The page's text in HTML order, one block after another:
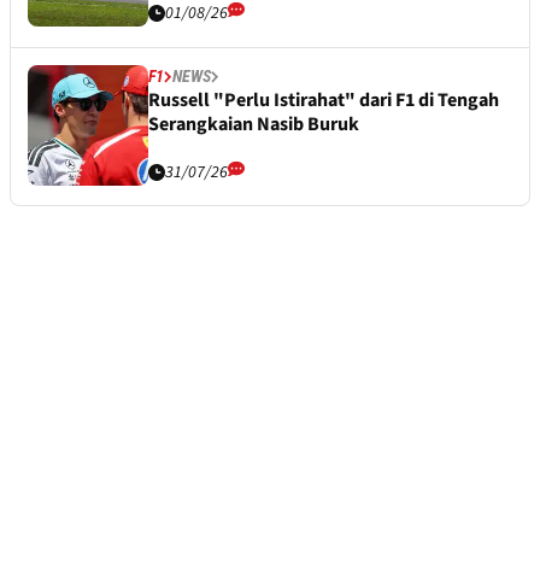
01/08/26
F1 NEWS
Russell "Perlu Istirahat" dari F1 di Tengah
Serangkaian Nasib Buruk
31/07/26